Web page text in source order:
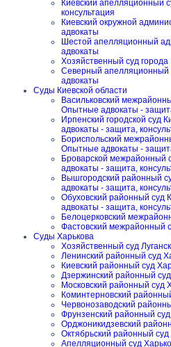
Киевский апелляционный
консультация
Киевский окружной
адвокаты
Шестой апелляционный
адвокаты
Хозяйственный суд
Северный апелляционный
адвокаты
Суды Киевской области
Васильковский
Опытные адвокаты -
Ирпенский городской суд
адвокаты - защита,
Бориспольский
Опытные адвокаты -
Броварской межрайонный
адвокаты - защита,
Вышгородский районный
адвокаты - защита,
Обуховский районный суд
адвокаты - защита,
Белоцерковский
Фастовский межрайонный
Суды Харькова
Хозяйственный суд
Ленинский районный суд
Киевский районный суд
Дзержинский районный
Московский районный суд
Коминтерновский
Червонозаводский
Фрунзенский районный
Орджоникидзевский
Октябрьский районный суд
Апелляционный суд